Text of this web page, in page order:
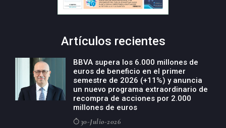
Artículos recientes
BBVA supera los 6.000 millones de
euros de beneficio en el primer
semestre de 2026 (+11%) y anuncia
un nuevo programa extraordinario de
recompra de acciones por 2.000
millones de euros
30-Julio-2026